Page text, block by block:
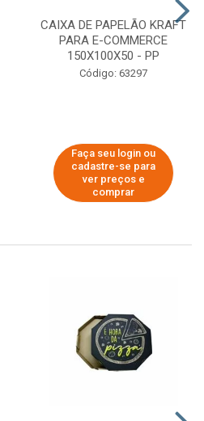
CAIXA DE PAPELÃO KRAFT
PARA E-COMMERCE
150X100X50 - PP
Código: 63297
Faça seu login ou
cadastre-se para
ver preços e
comprar